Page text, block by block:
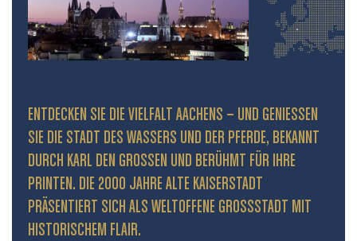
ENTDECKEN SIE DIE VIELFALT AACHENS – UND GENIESSEN S
IE DIE STADT DES WASSERS UND DER PFERDE, BEKANNT D
URCH KARL DEN GROSSEN UND BERÜHMT FÜR IHRE PR
INTEN. DIE 2000 JAHRE ALTE KAISERSTADT PR
ÄSENTIERT SICH ALS WELTOFFENE GROSSSTADT MIT HIS
TORISCHEM FLAIR.